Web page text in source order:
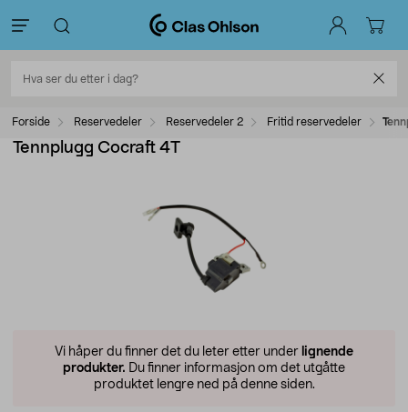
Forside Reservedeler Reservedeler 2 Fritid reservedeler
Tennplugg Cocraft 4T
Vi håper du finner det du leter etter under lignende
produkter. Du finner informasjon om det utgåtte
produktet lengre ned på denne siden.